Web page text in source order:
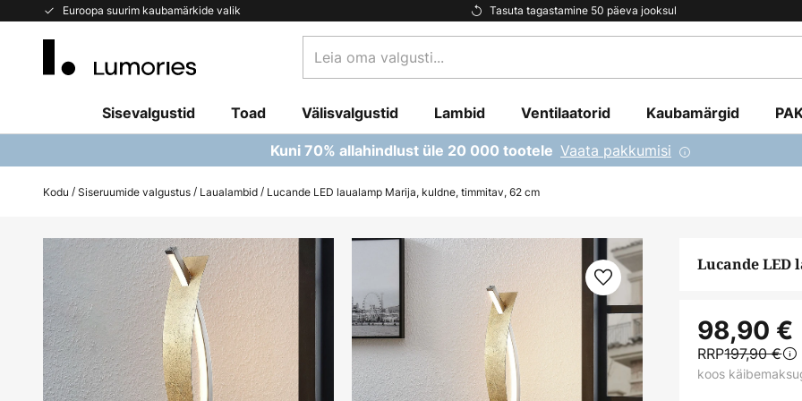
Euroopa suurim kaubamärkide valik Tasuta tagastamine 50 päeva jooksul
Skip
oma
Sisevalgustid Toad Välisvalgustid Lambid Ventilaatorid Kaubamärgid
Kuni 70% allahindlust üle 20 000 tootele Vaata pakkumisi
Kodu Siseruumide valgustus Laualambid Lucande LED laualamp Marija, kuldne, timmitav, 62 cm
Skip
to
the
end
of
the
images
Lucande
98,90 €
RRP197,90 €
koos